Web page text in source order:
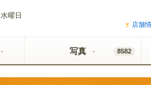
水曜日
店舗
写真 8582